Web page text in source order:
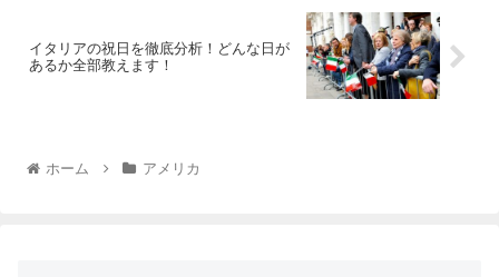
イタリアの祝日を徹底分析！どんな日が
あるか全部教えます！
ホーム アメリカ